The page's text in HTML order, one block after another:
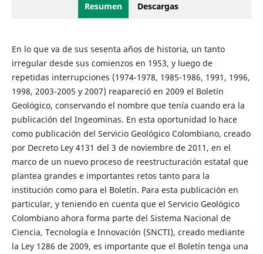
Resumen Descargas
En lo que va de sus sesenta años de historia, un tanto
irregular desde sus comienzos en 1953, y luego de
repetidas interrupciones (1974-1978, 1985-1986, 1991, 1996,
1998, 2003-2005 y 2007) reapareció en 2009 el Boletín
Geológico, conservando el nombre que tenía cuando era la
publicación del Ingeominas. En esta oportunidad lo hace
como publicación del Servicio Geológico Colombiano, creado
por Decreto Ley 4131 del 3 de noviembre de 2011, en el
marco de un nuevo proceso de reestructuración estatal que
plantea grandes e importantes retos tanto para la
institución como para el Boletín. Para esta publicación en
particular, y teniendo en cuenta que el Servicio Geológico
Colombiano ahora forma parte del Sistema Nacional de
Ciencia, Tecnología e Innovación (SNCTI), creado mediante
la Ley 1286 de 2009, es importante que el Boletín tenga una